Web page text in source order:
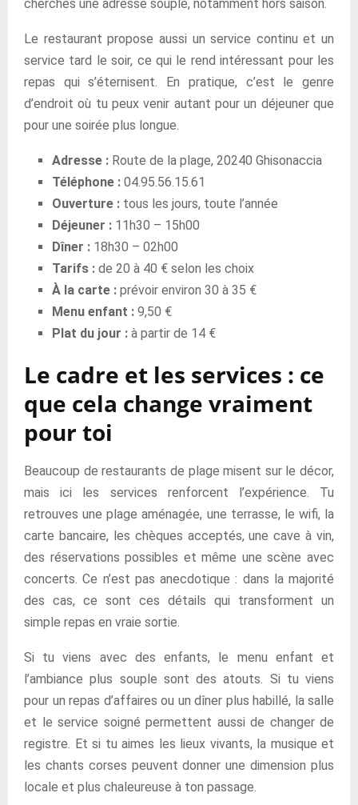
cherches une adresse souple, notamment hors saison.
Le restaurant propose aussi un service continu et un
service tard le soir, ce qui le rend intéressant pour les
repas qui s’éternisent. En pratique, c’est le genre
d’endroit où tu peux venir autant pour un déjeuner que
pour une soirée plus longue.
Adresse : Route de la plage, 20240 Ghisonaccia
Téléphone : 04.95.56.15.61
Ouverture : tous les jours, toute l’année
Déjeuner : 11h30 – 15h00
Dîner : 18h30 – 02h00
Tarifs : de 20 à 40 € selon les choix
À la carte : prévoir environ 30 à 35 €
Menu enfant : 9,50 €
Plat du jour : à partir de 14 €
Le cadre et les services : ce
que cela change vraiment
pour toi
Beaucoup de restaurants de plage misent sur le décor,
mais ici les services renforcent l’expérience. Tu
retrouves une plage aménagée, une terrasse, le wifi, la
carte bancaire, les chèques acceptés, une cave à vin,
des réservations possibles et même une scène avec
concerts. Ce n’est pas anecdotique : dans la majorité
des cas, ce sont ces détails qui transforment un
simple repas en vraie sortie.
Si tu viens avec des enfants, le menu enfant et
l’ambiance plus souple sont des atouts. Si tu viens
pour un repas d’affaires ou un dîner plus habillé, la salle
et le service soigné permettent aussi de changer de
registre. Et si tu aimes les lieux vivants, la musique et
les chants corses peuvent donner une dimension plus
locale et plus chaleureuse à ton passage.